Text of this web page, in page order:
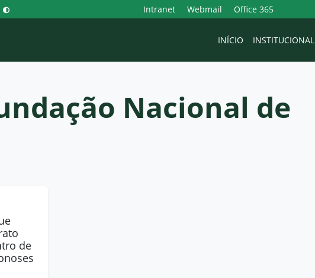
Intranet Webmail Office 365
INÍCIO INSTITUCIONAL
Nacional de
de